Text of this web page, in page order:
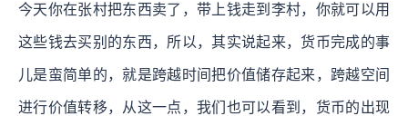
今天你在张村把东西卖了，带上钱走到李村，你就可以用
这些钱去买别的东西，所以，其实说起来，货币完成的事
儿是蛮简单的，就是跨越时间把价值储存起来，跨越空间
进行价值转移，从这一点，我们也可以看到，货币的出现